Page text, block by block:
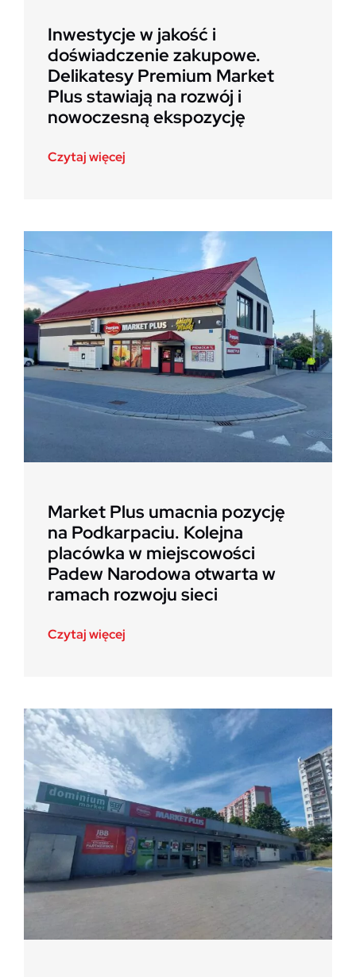
Inwestycje w jakość i
doświadczenie zakupowe.
Delikatesy Premium Market
Plus stawiają na rozwój i
nowoczesną ekspozycję
Czytaj więcej
Market Plus umacnia pozycję
na Podkarpaciu. Kolejna
placówka w miejscowości
Padew Narodowa otwarta w
ramach rozwoju sieci
Czytaj więcej